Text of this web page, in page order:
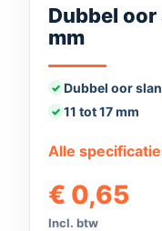
Dubbel oor
mm
Dubbel oor
11 tot 17 mm
Alle
€ 0,65
Incl. btw